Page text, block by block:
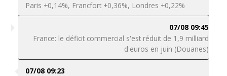
Paris +0,14%, Francfort +0,36%, Londres +0,22%
07/08 09:45
France: le déficit commercial s'est réduit de 1,9 milliard
d'euros en juin (Douanes)
07/08 09:23